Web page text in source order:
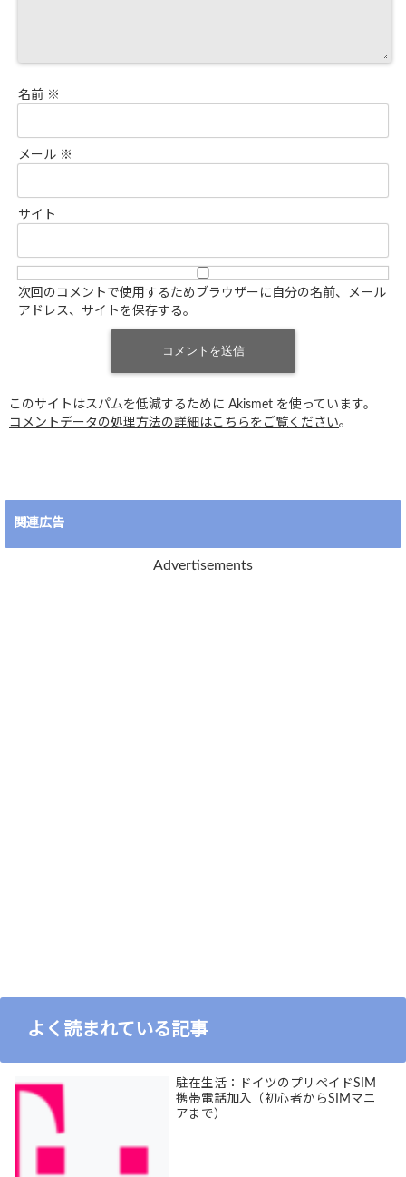
名前 ※
メール ※
サイト
次回のコメントで使用するためブラウザーに自分の名前、メール
アドレス、サイトを保存する。
このサイトはスパムを低減するために Akismet を使っています。
コメントデータの処理方法の詳細はこちらをご覧ください。
関連広告
Advertisements
よく読まれている記事
駐在生活：ドイツのプリペイドSIM
携帯電話加入（初心者からSIMマニ
アまで）